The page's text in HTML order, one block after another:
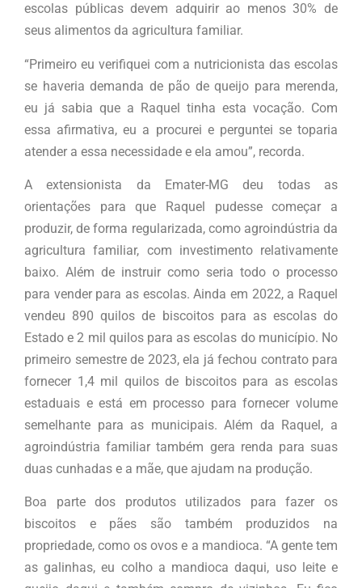
escolas públicas devem adquirir ao menos 30% de
seus alimentos da agricultura familiar.
“Primeiro eu verifiquei com a nutricionista das escolas
se haveria demanda de pão de queijo para merenda,
eu já sabia que a Raquel tinha esta vocação. Com
essa afirmativa, eu a procurei e perguntei se toparia
atender a essa necessidade e ela amou”, recorda.
A extensionista da Emater-MG deu todas as
orientações para que Raquel pudesse começar a
produzir, de forma regularizada, como agroindústria da
agricultura familiar, com investimento relativamente
baixo. Além de instruir como seria todo o processo
para vender para as escolas. Ainda em 2022, a Raquel
vendeu 890 quilos de biscoitos para as escolas do
Estado e 2 mil quilos para as escolas do município. No
primeiro semestre de 2023, ela já fechou contrato para
fornecer 1,4 mil quilos de biscoitos para as escolas
estaduais e está em processo para fornecer volume
semelhante para as municipais. Além da Raquel, a
agroindústria familiar também gera renda para suas
duas cunhadas e a mãe, que ajudam na produção.
Boa parte dos produtos utilizados para fazer os
biscoitos e pães são também produzidos na
propriedade, como os ovos e a mandioca. “A gente tem
as galinhas, eu colho a mandioca daqui, uso leite e